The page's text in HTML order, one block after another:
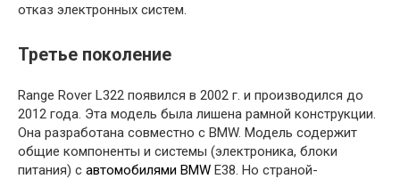
отказ электронных систем.
Третье поколение
Range Rover L322 появился в 2002 г. и производился до
2012 года. Эта модель была лишена рамной конструкции.
Она разработана совместно с BMW. Модель содержит
общие компоненты и системы (электроника, блоки
питания) с автомобилями BMW E38. Но страной-